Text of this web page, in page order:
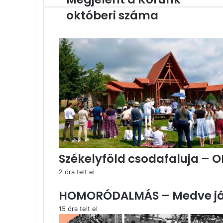
a
Korunk
száma
októberi száma
Székelyföld csodafaluja –
2 óra telt el
HOMORÓDALMÁS –
15 óra telt el